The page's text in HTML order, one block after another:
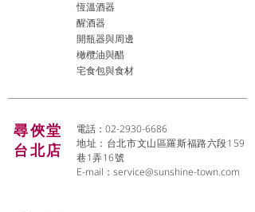
恆溫酒器
醒酒器
開瓶器與周邊
橄欖油與醋
宅食包與食材
尋俠堂
台北店
電話：02-2930-6686
地址：台北市文山區羅斯福路六段159
巷1弄16號
E-mail： service@sunshine-town.com